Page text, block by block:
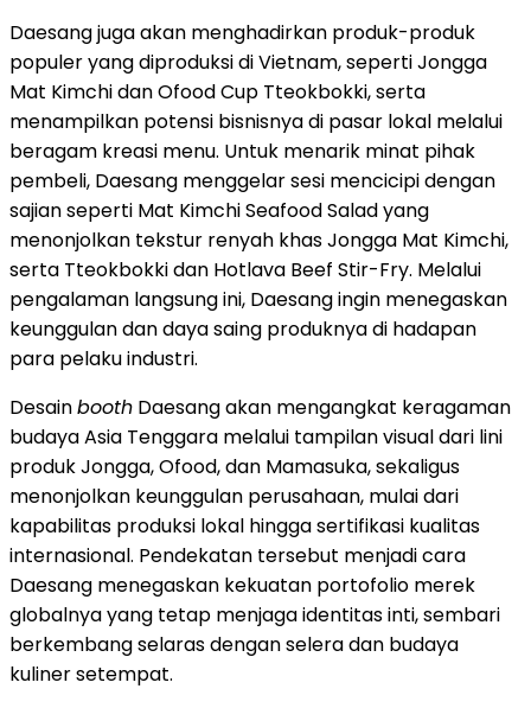
Daesang juga akan menghadirkan produk-produk
populer yang diproduksi di Vietnam, seperti Jongga
Mat Kimchi dan Ofood Cup Tteokbokki, serta
menampilkan potensi bisnisnya di pasar lokal melalui
beragam kreasi menu. Untuk menarik minat pihak
pembeli, Daesang menggelar sesi mencicipi dengan
sajian seperti Mat Kimchi Seafood Salad yang
menonjolkan tekstur renyah khas Jongga Mat Kimchi,
serta Tteokbokki dan Hotlava Beef Stir-Fry. Melalui
pengalaman langsung ini, Daesang ingin menegaskan
keunggulan dan daya saing produknya di hadapan
para pelaku industri.
Desainbooth Daesang akan mengangkat keragaman
budaya Asia Tenggara melalui tampilan visual dari lini
produk Jongga, Ofood, dan Mamasuka, sekaligus
menonjolkan keunggulan perusahaan, mulai dari
kapabilitas produksi lokal hingga sertifikasi kualitas
internasional. Pendekatan tersebut menjadi cara
Daesang menegaskan kekuatan portofolio merek
globalnya yang tetap menjaga identitas inti, sembari
berkembang selaras dengan selera dan budaya
kuliner setempat.